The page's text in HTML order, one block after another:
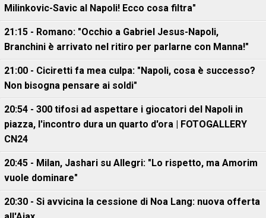
Milinkovic-Savic al Napoli! Ecco cosa filtra"
21:15 - Romano: "Occhio a Gabriel Jesus-Napoli,
Branchini è arrivato nel ritiro per parlarne con Manna!"
21:00 - Ciciretti fa mea culpa: "Napoli, cosa è successo?
Non bisogna pensare ai soldi"
20:54 - 300 tifosi ad aspettare i giocatori del Napoli in
piazza, l'incontro dura un quarto d'ora | FOTOGALLERY
CN24
20:45 - Milan, Jashari su Allegri: "Lo rispetto, ma Amorim
vuole dominare"
20:30 - Si avvicina la cessione di Noa Lang: nuova offerta